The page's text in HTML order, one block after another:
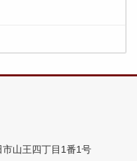
山王四丁目1番1号